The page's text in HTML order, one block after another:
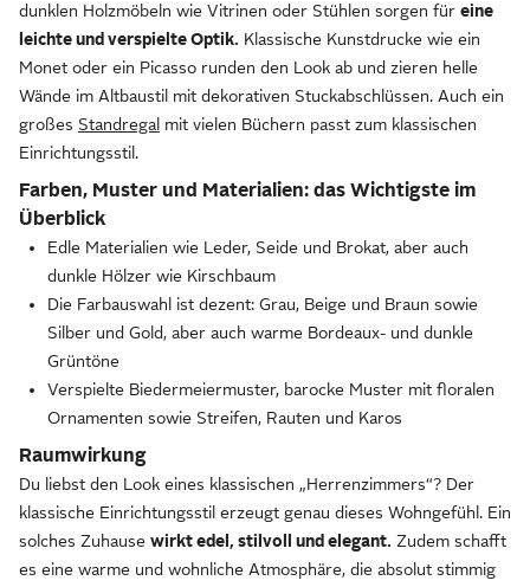
dunklen Holzmöbeln wie Vitrinen oder Stühlen sorgen für eine
leichte und verspielte Optik. Klassische Kunstdrucke wie ein
Monet oder ein Picasso runden den Look ab und zieren helle
Wände im Altbaustil mit dekorativen Stuckabschlüssen. Auch ein
großes Standregal mit vielen Büchern passt zum klassischen
Einrichtungsstil.
Farben, Muster und Materialien: das Wichtigste im
Überblick
Edle Materialien wie Leder, Seide und Brokat, aber auch
dunkle Hölzer wie Kirschbaum
Die Farbauswahl ist dezent: Grau, Beige und Braun sowie
Silber und Gold, aber auch warme Bordeaux- und dunkle
Grüntöne
Verspielte Biedermeiermuster, barocke Muster mit floralen
Ornamenten sowie Streifen, Rauten und Karos
Raumwirkung
Du liebst den Look eines klassischen „Herrenzimmers“? Der
klassische Einrichtungsstil erzeugt genau dieses Wohngefühl. Ein
solches Zuhause wirkt edel, stilvoll und elegant. Zudem schafft
es eine warme und wohnliche Atmosphäre, die absolut stimmig